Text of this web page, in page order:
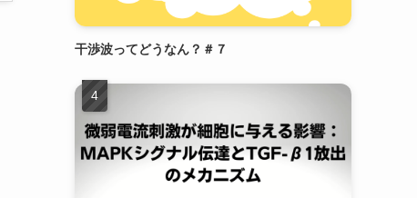
干渉波ってどうなん？＃７